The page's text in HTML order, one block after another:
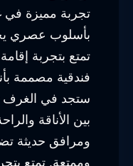
تجربة مميزة
بأسلوب عصري
تمتع بتجربة
فندقية مصممة
ستجد في الغرف
بين الأناقة
ومرافق حديثة
وممتعة. تمتع